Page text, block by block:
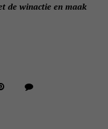
de winactie en maak